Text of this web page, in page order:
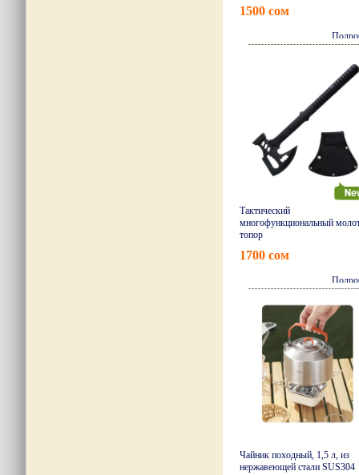
1500 сом
Тактический
многофункциональный
топор
1700 сом
Чайник походный, 1,5 л, из
нержавеющей стали SUS304